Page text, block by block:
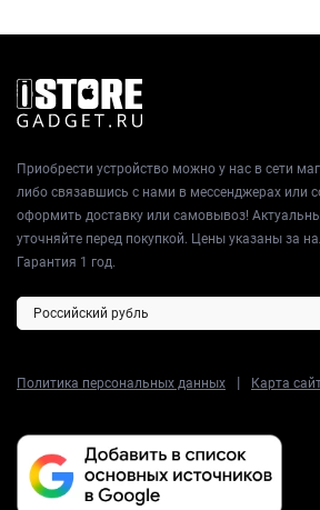
Приобрести устройство можно у нас в сети
либо связавшись с нами в мессенджерах или
оформить доставку или самовывоз!
уточняйте перед покупкой. Цены указаны за
Гарантия 1 год.
Политика персональных данных | Карта